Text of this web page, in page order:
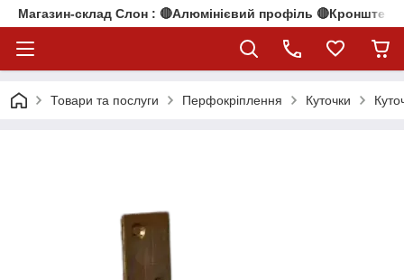
Магазин-склад Слон : 🔴Алюмінієвий профіль
Товари та послуги Перфокріплення Куточки